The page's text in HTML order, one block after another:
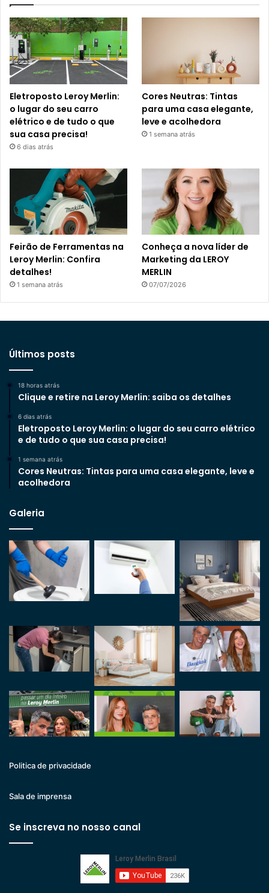
Eletroposto Leroy Merlin:
o lugar do seu carro
elétrico e de tudo o que
sua casa precisa!
6 dias atrás
Cores Neutras: Tintas
para uma casa elegante,
leve e acolhedora
1 semana atrás
Feirão de Ferramentas na
Leroy Merlin: Confira
detalhes!
1 semana atrás
Conheça a nova líder de
Marketing da LEROY
MERLIN
07/07/2026
Últimos posts
18 horas atrás
Clique e retire na Leroy Merlin: saiba os detalhes
6 dias atrás
Eletroposto Leroy Merlin: o lugar do seu carro elétrico
e de tudo o que sua casa precisa!
1 semana atrás
Cores Neutras: Tintas para uma casa elegante, leve e
acolhedora
Galeria
Politica de privacidade
Sala de imprensa
Se inscreva no nosso canal